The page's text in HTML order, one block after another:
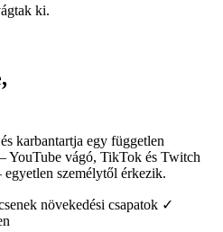
ki.
karbantartja egy független
YouTube vágó, TikTok és Twitch
személytől érkezik.
növekedési csapatok ✓